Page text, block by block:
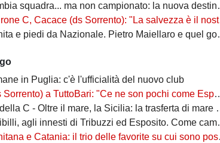
squadra... ma non campionato: la nuova destinazione dell'ex Bari
(ds Sorrento): "La salvezza è il nostro scudetto, torniamo a casa dopo gennaio. Ecco la nostra forza"
piedi da Nazionale. Pietro Maiellaro e quel gol da quaranta metri...
in Puglia: c'è l'ufficialità del nuovo club
a TuttoBari: "Ce ne son pochi come Esposito: ve lo presento. D'Ursi? Solo interesse"
C - Oltre il mare, la Sicilia: la trasferta di mare e di vento
agli innesti di Tribuzzi ed Esposito. Come cambia l’attacco
Catania: il trio delle favorite su cui sono poste le aspettative e gli obiettivi promozione